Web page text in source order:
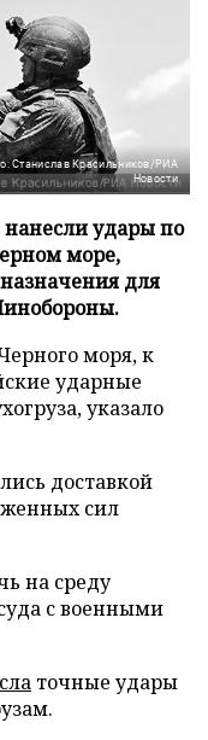
Станислав Красильников/РИА
Новости
удары по
море,
для
моря, к
ударные
указало
доставкой
сил
на среду
с военными
точные удары